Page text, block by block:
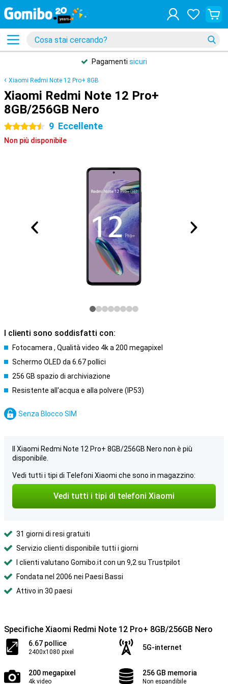
Pagamenti sicuri
Xiaomi Redmi Note 12 Pro+ 8GB
Xiaomi Redmi Note 12 Pro+
8GB/256GB Nero
4.5 stelle 9 Eccellente
Non più disponibile
I clienti sono soddisfatti con:
Fotocamera , Qualità video 4k a 200 megapixel
Schermo OLED da 6.67 pollici
256 GB spazio di archiviazione
Resistente all'acqua e alla polvere (IP53)
Senza Blocco SIM
Il Xiaomi Redmi Note 12 Pro+ 8GB/256GB Nero non è più
disponibile.
Vedi tutti i tipi di Telefoni Xiaomi che sono in magazzino:
Vedi tutti i tipi di telefoni Xiaomi
31 giorni di resi gratuiti
Servizio clienti disponibile tutti i giorni
I clienti valutano Gomibo.it con un 9,2 su Trustpilot
Fondata nel 2006 nei Paesi Bassi
Attivo in 30 paesi
Specifiche Xiaomi Redmi Note 12 Pro+ 8GB/256GB Nero
6.67 pollice
2400x1080 pixel
5G-internet
200 megapixel
4k video
256 GB memoria
Non espandibile